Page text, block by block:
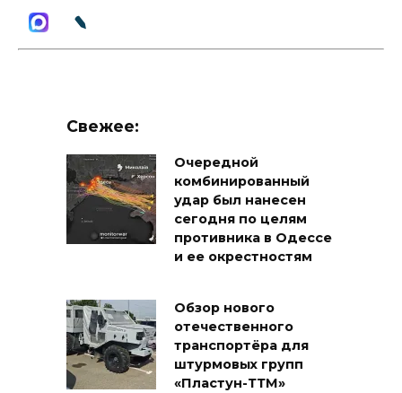
Свежее:
Очередной
комбинированный
удар был нанесен
сегодня по целям
противника в Одессе
и ее окрестностям
Обзор нового
отечественного
транспортёра для
штурмовых групп
«Пластун-ТТМ»